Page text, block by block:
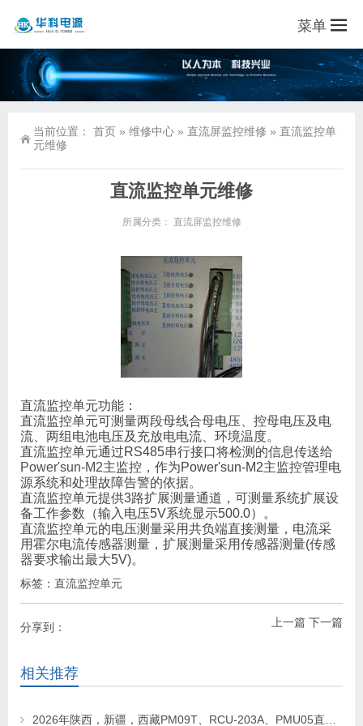
菜单
当前位置： 首页 » 维修中心 » 直流屏监控维修 » 直流监控单
元维修
直流监控单元维修
所属分类： 直流屏监控维修
直流监控单元功能：
直流监控单元可测量两段母线合母电压、控母电压及电
流、两组电池电压及充放电电流、环境温度。
直流监控单元通过RS485串行接口将检测的信息传送给
Power'sun-M2主监控，作为Power'sun-M2主监控管理电
源系统和处理故障告警的依据。
直流监控单元提供3路扩展测量通道，可测量系统扩展设
备工作参数（输入电压5V系统显示500.0）。
直流监控单元的电压测量采用共负端直接测量，电流采
用霍尔电流传感器测量，扩展测量采用传感器测量(传感
器要求输出最大5V)。
标签： 直流监控单元
上一篇 下一篇
分享到：
相关推荐
2026年陕西，新疆，西藏PM09T、RCU-203A、PMU05直流屏监控维修及更换请联系华科电源